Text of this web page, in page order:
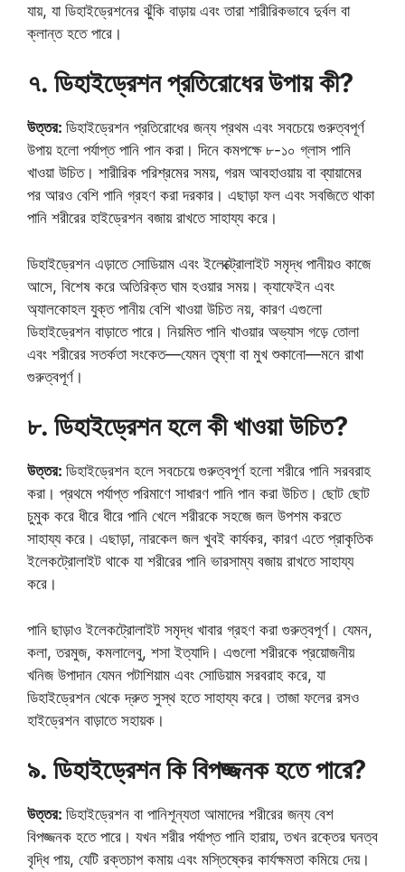
যায়, যা ডিহাইড্রেশনের ঝুঁকি বাড়ায় এবং তারা শারীরিকভাবে দুর্বল বা
ক্লান্ত হতে পারে।
৭. ডিহাইড্রেশন প্রতিরোধের উপায় কী?
উত্তর: ডিহাইড্রেশন প্রতিরোধের জন্য প্রথম এবং সবচেয়ে গুরুত্বপূর্ণ
উপায় হলো পর্যাপ্ত পানি পান করা। দিনে কমপক্ষে ৮-১০ গ্লাস পানি
খাওয়া উচিত। শারীরিক পরিশ্রমের সময়, গরম আবহাওয়ায় বা ব্যায়ামের
পর আরও বেশি পানি গ্রহণ করা দরকার। এছাড়া ফল এবং সবজিতে থাকা
পানি শরীরের হাইড্রেশন বজায় রাখতে সাহায্য করে।
ডিহাইড্রেশন এড়াতে সোডিয়াম এবং ইলেক্ট্রোলাইট সমৃদ্ধ পানীয়ও কাজে
আসে, বিশেষ করে অতিরিক্ত ঘাম হওয়ার সময়। ক্যাফেইন এবং
অ্যালকোহল যুক্ত পানীয় বেশি খাওয়া উচিত নয়, কারণ এগুলো
ডিহাইড্রেশন বাড়াতে পারে। নিয়মিত পানি খাওয়ার অভ্যাস গড়ে তোলা
এবং শরীরের সতর্কতা সংকেত—যেমন তৃষ্ণা বা মুখ শুকানো—মনে রাখা
গুরুত্বপূর্ণ।
৮. ডিহাইড্রেশন হলে কী খাওয়া উচিত?
উত্তর: ডিহাইড্রেশন হলে সবচেয়ে গুরুত্বপূর্ণ হলো শরীরে পানি সরবরাহ
করা। প্রথমে পর্যাপ্ত পরিমাণে সাধারণ পানি পান করা উচিত। ছোট ছোট
চুমুক করে ধীরে ধীরে পানি খেলে শরীরকে সহজে জল উপশম করতে
সাহায্য করে। এছাড়া, নারকেল জল খুবই কার্যকর, কারণ এতে প্রাকৃতিক
ইলেকট্রোলাইট থাকে যা শরীরের পানি ভারসাম্য বজায় রাখতে সাহায্য
করে।
পানি ছাড়াও ইলেকট্রোলাইট সমৃদ্ধ খাবার গ্রহণ করা গুরুত্বপূর্ণ। যেমন,
কলা, তরমুজ, কমলালেবু, শসা ইত্যাদি। এগুলো শরীরকে প্রয়োজনীয়
খনিজ উপাদান যেমন পটাশিয়াম এবং সোডিয়াম সরবরাহ করে, যা
ডিহাইড্রেশন থেকে দ্রুত সুস্থ হতে সাহায্য করে। তাজা ফলের রসও
হাইড্রেশন বাড়াতে সহায়ক।
৯. ডিহাইড্রেশন কি বিপজ্জনক হতে পারে?
উত্তর: ডিহাইড্রেশন বা পানিশূন্যতা আমাদের শরীরের জন্য বেশ
বিপজ্জনক হতে পারে। যখন শরীর পর্যাপ্ত পানি হারায়, তখন রক্তের ঘনত্ব
বৃদ্ধি পায়, যেটি রক্তচাপ কমায় এবং মস্তিষ্কের কার্যক্ষমতা কমিয়ে দেয়।